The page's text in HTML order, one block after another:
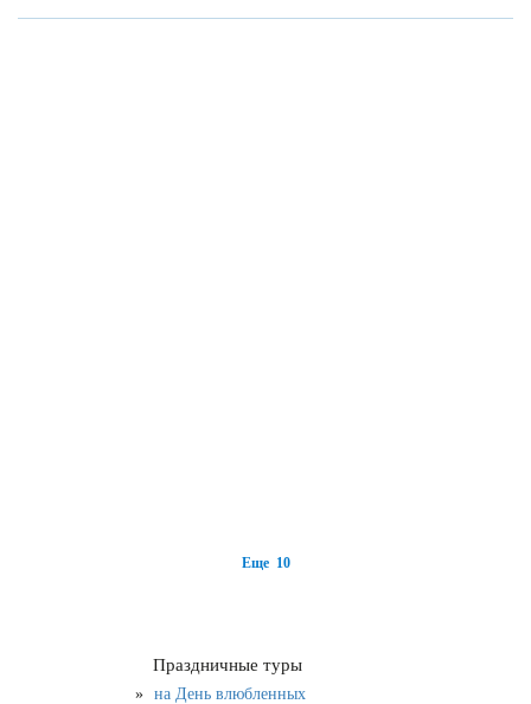
Еще 10
Праздничные туры
на День влюбленных